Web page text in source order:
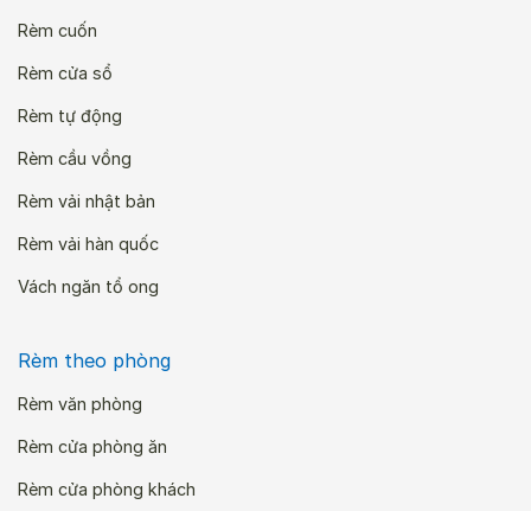
Rèm cuốn
Rèm cửa sổ
Rèm tự động
Rèm cầu vồng
Rèm vải nhật bản
Rèm vải hàn quốc
Vách ngăn tổ ong
Rèm theo phòng
Rèm văn phòng
Rèm cửa phòng ăn
Rèm cửa phòng khách